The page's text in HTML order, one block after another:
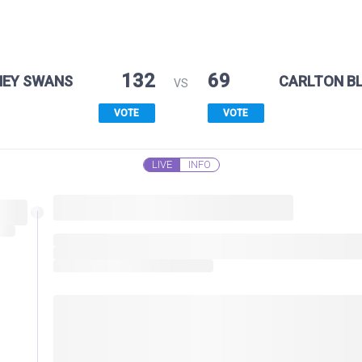
SWANS 132
VOTE
VS 69 CARLTON
VOTE
LIVE INFO